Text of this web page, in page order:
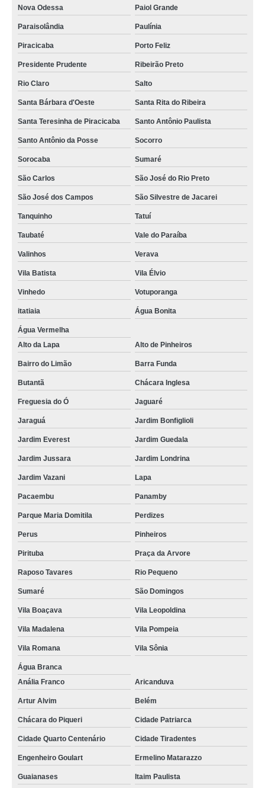
Nova Odessa Paiol Grande
Paraisolândia Paulínia
Piracicaba Porto Feliz
Presidente Prudente Ribeirão Preto
Rio Claro Salto
Santa Bárbara d'Oeste Santa Rita do Ribeira
Santa Teresinha de Piracicaba Santo Antônio Paulista
Santo Antônio da Posse Socorro
Sorocaba Sumaré
São Carlos São José do Rio Preto
São José dos Campos São Silvestre de Jacarei
Tanquinho Tatuí
Taubaté Vale do Paraíba
Valinhos Verava
Vila Batista Vila Élvio
Vinhedo Votuporanga
itatiaia Água Bonita
Água Vermelha
Alto da Lapa
Alto de Pinheiros
Bairro do Limão Barra Funda
Butantã Chácara Inglesa
Freguesia do Ó Jaguaré
Jaraguá Jardim Bonfiglioli
Jardim Everest Jardim Guedala
Jardim Jussara Jardim Londrina
Jardim Vazani Lapa
Pacaembu Panamby
Parque Maria Domitila Perdizes
Perus Pinheiros
Pirituba Praça da Arvore
Raposo Tavares Rio Pequeno
Sumaré São Domingos
Vila Boaçava Vila Leopoldina
Vila Madalena Vila Pompeia
Vila Romana Vila Sônia
Água Branca
Anália Franco
Aricanduva
Artur Alvim Belém
Chácara do Piqueri Cidade Patriarca
Cidade Quarto Centenário Cidade Tiradentes
Engenheiro Goulart Ermelino Matarazzo
Guaianases Itaim Paulista